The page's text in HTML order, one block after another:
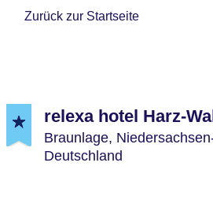
Zurück zur Startseite
relexa hotel Harz-
Braunlage,
Deutschland